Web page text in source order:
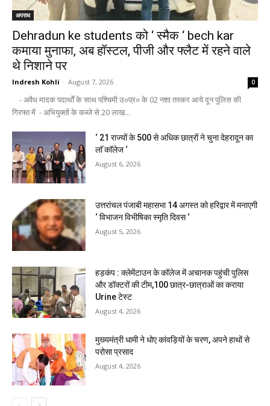
अपराध
Dehradun ke students को ‘ स्मैक ‘ bech kar
कमाया मुनाफा, अब हॉस्टल, पीजी और फ्लैट में रहने वाले
थे निशाने पर
Indresh Kohli - August 7, 2026 0
- अवैध मादक पदार्थों के साथ पश्चिमी उ०प्र० के 02 नशा तस्कर आये दून पुलिस की
गिरफ्त में - अभियुक्तों के कब्जे से 20 लाख...
‘ 21 राज्यों के 500 से अधिक छात्रों ने चुना देहरादून का
लाॅ काॅलेज ‘
August 6, 2026
उत्तरांचल पंजाबी महासभा 14 अगस्त को हरिद्वार में मनाएगी
‘ विभाजन विभीषिका स्मृति दिवस ‘
August 5, 2026
हड़कंप : क्लेमेंटाउन के कॉलेज में अचानक पहुंची पुलिस
और डॉक्टरों की टीम,100 छात्र-छात्राओं का कराया
Urine टेस्ट
August 4, 2026
मुख्यमंत्री धामी ने धोए कांवड़ियों के चरण, अपने हाथों से
परोसा प्रसाद
August 4, 2026